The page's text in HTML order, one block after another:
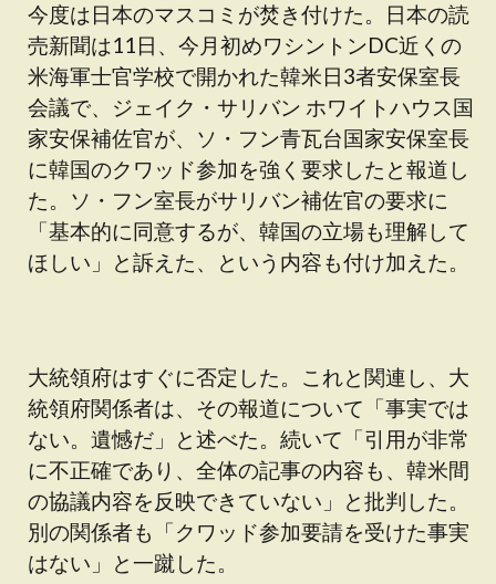
今度は日本のマスコミが焚き付けた。日本の読
売新聞は11日、今月初めワシントンDC近くの
米海軍士官学校で開かれた韓米日3者安保室長
会議で、ジェイク・サリバン ホワイトハウス国
家安保補佐官が、ソ・フン青瓦台国家安保室長
に韓国のクワッド参加を強く要求したと報道し
た。ソ・フン室長がサリバン補佐官の要求に
「基本的に同意するが、韓国の立場も理解して
ほしい」と訴えた、という内容も付け加えた。
大統領府はすぐに否定した。これと関連し、大
統領府関係者は、その報道について「事実では
ない。遺憾だ」と述べた。続いて「引用が非常
に不正確であり、全体の記事の内容も、韓米間
の協議内容を反映できていない」と批判した。
別の関係者も「クワッド参加要請を受けた事実
はない」と一蹴した。